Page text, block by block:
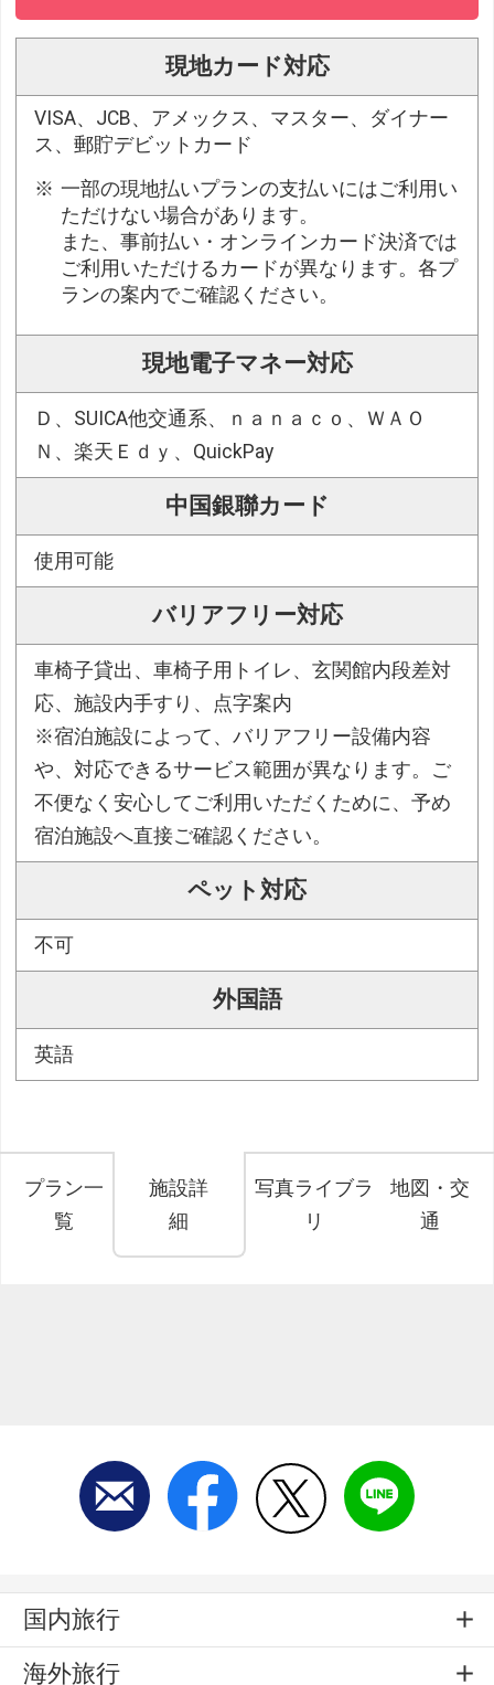
現地カード対応
VISA、JCB、アメックス、マスター、ダイナー
ス、郵貯デビットカード
一部の現地払いプランの支払いにはご利用い
ただけない場合があります。
また、事前払い・オンラインカード決済では
ご利用いただけるカードが異なります。各プ
ランの案内でご確認ください。
現地電子マネー対応
Ｄ、SUICA他交通系、ｎａｎａｃｏ、ＷＡＯ
Ｎ、楽天Ｅｄｙ、QuickPay
中国銀聯カード
使用可能
バリアフリー対応
車椅子貸出、車椅子用トイレ、玄関館内段差対
応、施設内手すり、点字案内
※宿泊施設によって、バリアフリー設備内容
や、対応できるサービス範囲が異なります。ご
不便なく安心してご利用いただくために、予め
宿泊施設へ直接ご確認ください。
ペット対応
不可
外国語
英語
プラン一
覧
施設詳
細
写真ライブラ
リ
地図・交
通
国内旅行
海外旅行